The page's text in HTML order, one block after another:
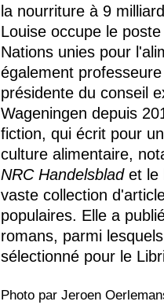
la nourriture à 9
Louise occupe le
Nations unies pour
également
présidente du conseil
Wageningen depuis
fiction, qui écrit pour
culture alimentaire,
NRC Handelsbladet le
vaste collection
populaires. Elle a
romans, parmi lesquels
sélectionné pour le
Photo par Jeroen